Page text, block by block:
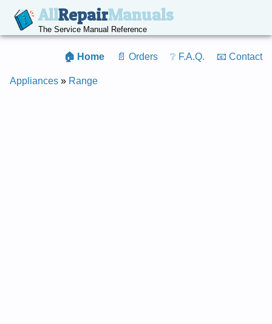
AllRepairManuals
The Service Manual Reference
🏠 Home 📄 Orders ❔ F.A.Q. 📧 Contact
Appliances » Range